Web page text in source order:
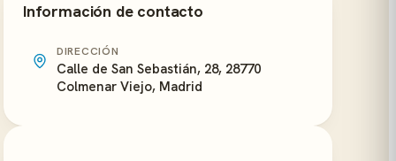
Información de contacto
DIRECCIÓN
Calle de San Sebastián, 28, 28770
Colmenar Viejo, Madrid